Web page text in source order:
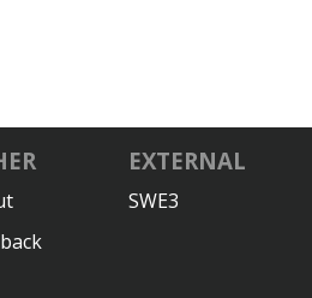
EXTERNAL
SWE3